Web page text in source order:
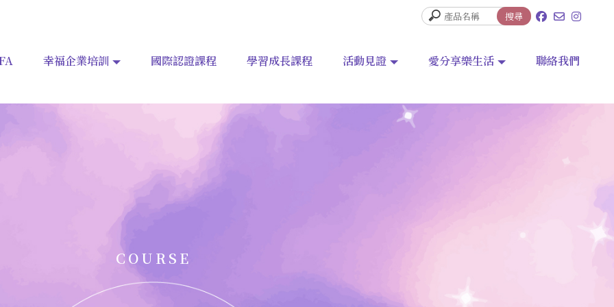
幸福企業培訓 國際認證課程 學習成長課程 活動見證 愛分享樂生活 聯絡我們